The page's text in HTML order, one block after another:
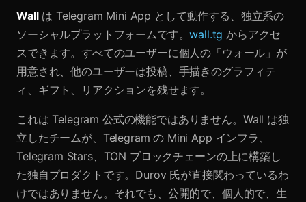
Wallは Telegram Mini App として動作する、独立系の
ソーシャルプラットフォームです。wall.tg からアクセ
スできます。すべてのユーザーに個人の「ウォール」が
用意され、他のユーザーは投稿、手描きのグラフィテ
ィ、ギフト、リアクションを残せます。
これは Telegram 公式の機能ではありません。Wall は独
立したチームが、Telegram の Mini App インフラ、
Telegram Stars、TON ブロックチェーンの上に構築し
た独自プロダクトです。Durov 氏が直接関わっているわ
けではありません。それでも、公開的で、個人的で、生